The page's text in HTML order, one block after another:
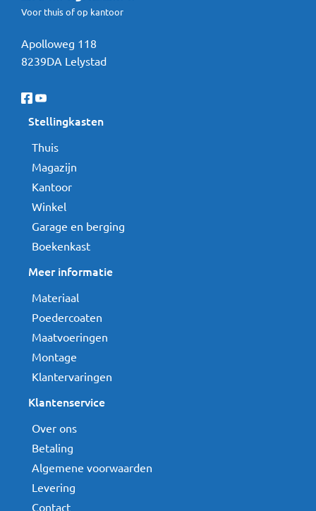
Voor thuis of op kantoor
Apolloweg 118
8239DA Lelystad
Stellingkasten
Thuis
Magazijn
Kantoor
Winkel
Garage en berging
Boekenkast
Meer informatie
Materiaal
Poedercoaten
Maatvoeringen
Montage
Klantervaringen
Klantenservice
Over ons
Betaling
Algemene voorwaarden
Levering
Contact